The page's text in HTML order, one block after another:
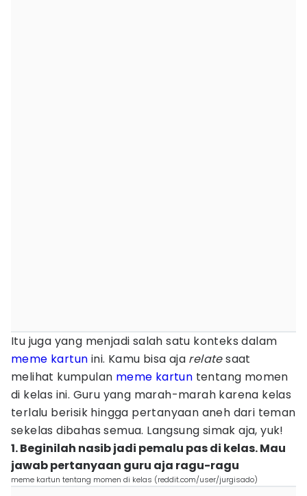
Itu juga yang menjadi salah satu konteks dalam
meme kartun ini. Kamu bisa aja relatesaat
melihat kumpulan meme kartun tentang momen
di kelas ini. Guru yang marah-marah karena kelas
terlalu berisik hingga pertanyaan aneh dari teman
sekelas dibahas semua. Langsung simak aja, yuk!
1. Beginilah nasib jadi pemalu pas di kelas. Mau
jawab pertanyaan guru aja ragu-ragu
meme kartun tentang momen di kelas (reddit.com/user/jurgisado)